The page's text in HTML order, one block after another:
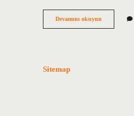
Devamını okuyun
Bebek
Sitemap